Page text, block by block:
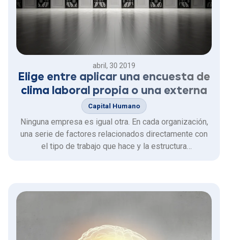
abril, 30 2019
Elige entre aplicar una encuesta de
clima laboral propia o una externa
Capital Humano
Ninguna empresa es igual otra. En cada organización,
una serie de factores relacionados directamente con
el tipo de trabajo que hace y la estructura